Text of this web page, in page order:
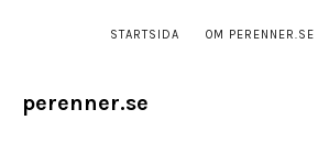
STARTSIDA OM PERENNER.SE
perenner.se